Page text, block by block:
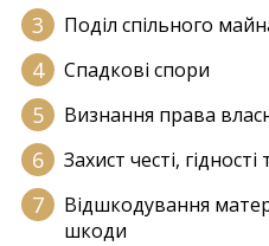
Поділ спільного
Спадкові спори
Визнання права
Захист честі,
Відшкодування
шкоди